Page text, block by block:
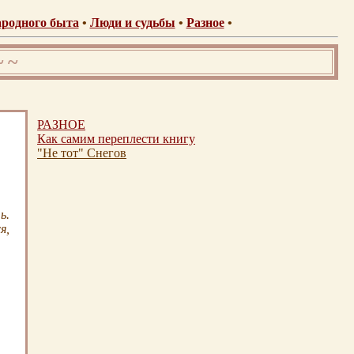
быта • Люди и судьбы • Разное•
~
РАЗНОЕ
Как самим переплести книгу
"Не тот" Снегов